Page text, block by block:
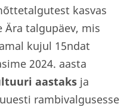
kasvas
Ära talgupäev, mis
kujul 15ndat
2024. aasta
aastaks ja
rambivalgusesse